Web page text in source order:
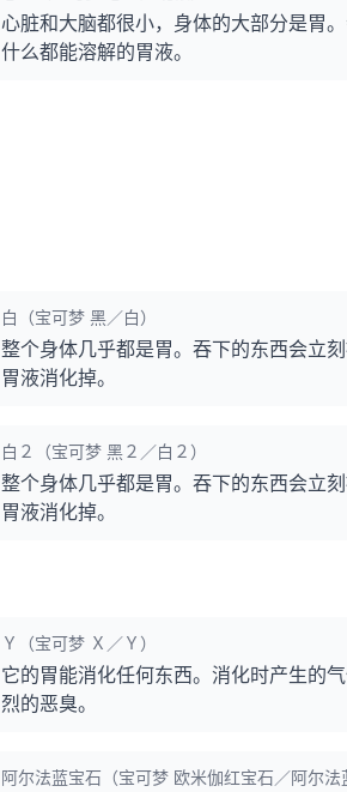
心脏和大脑都很小，身体的大部分是胃
什么都能溶解的胃液。
白（宝可梦 黑／白）
整个身体几乎都是胃。吞下的东西会立
胃液消化掉。
白２（宝可梦 黑２／白２）
整个身体几乎都是胃。吞下的东西会立
胃液消化掉。
Ｙ（宝可梦 Ｘ／Ｙ）
它的胃能消化任何东西。消化时产生的
烈的恶臭。
阿尔法蓝宝石（宝可梦 欧米伽红宝石／阿尔法